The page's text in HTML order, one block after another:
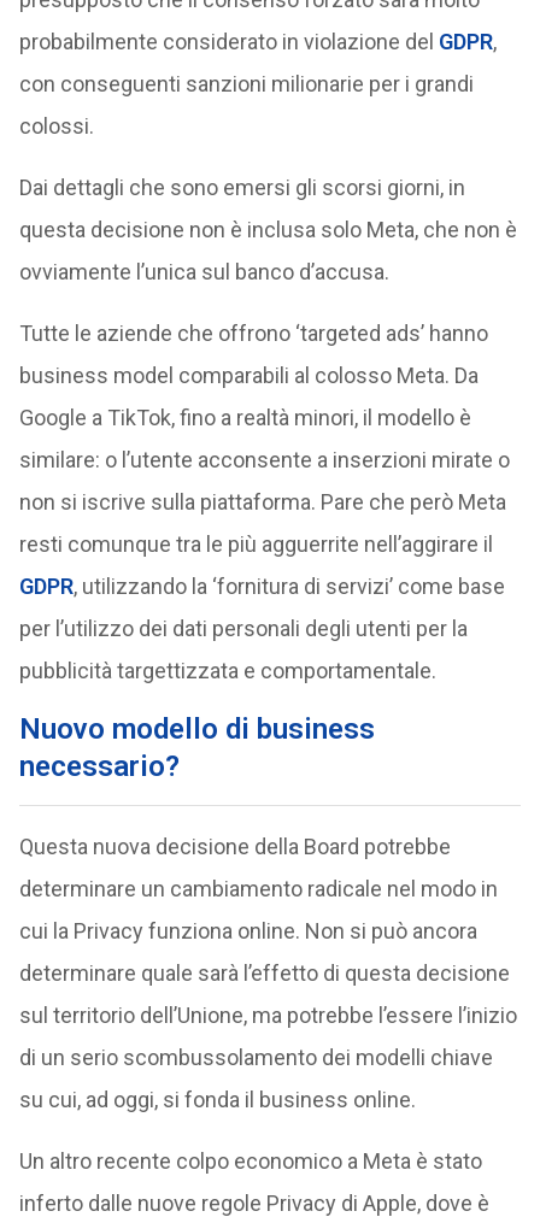
probabilmente considerato in violazione del GDPR,
con conseguenti sanzioni milionarie per i grandi
colossi.
Dai dettagli che sono emersi gli scorsi giorni, in
questa decisione non è inclusa solo Meta, che non è
ovviamente l’unica sul banco d’accusa.
Tutte le aziende che offrono ‘targeted ads’ hanno
business model comparabili al colosso Meta. Da
Google a TikTok, fino a realtà minori, il modello è
similare: o l’utente acconsente a inserzioni mirate o
non si iscrive sulla piattaforma. Pare che però Meta
resti comunque tra le più agguerrite nell’aggirare il
GDPR, utilizzando la ‘fornitura di servizi’ come base
per l’utilizzo dei dati personali degli utenti per la
pubblicità targettizzata e comportamentale.
Nuovo modello di business
necessario?
Questa nuova decisione della Board potrebbe
determinare un cambiamento radicale nel modo in
cui la Privacy funziona online. Non si può ancora
determinare quale sarà l’effetto di questa decisione
sul territorio dell’Unione, ma potrebbe l’essere l’inizio
di un serio scombussolamento dei modelli chiave
su cui, ad oggi, si fonda il business online.
Un altro recente colpo economico a Meta è stato
inferto dalle nuove regole Privacy di Apple, dove è